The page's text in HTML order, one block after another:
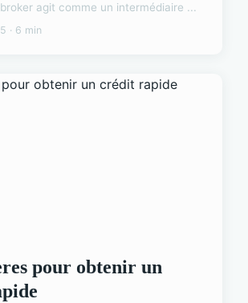
agit comme un intermédiaire ...
· 6 min
pour obtenir un